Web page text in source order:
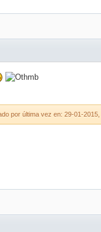
por última vez en: 29-01-2015,